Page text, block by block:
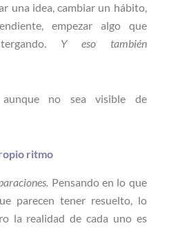
una idea, cambiar un hábito,
empezar algo que
Y eso también
aunque no sea visible de
ritmo
Pensando en lo que
parecen tener resuelto, lo
la realidad de cada uno es